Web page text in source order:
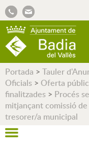
Portada > Tauler
Oficials > Oferta
finalitzades > Procés
mitjançant comissió
tresorer/a municipal